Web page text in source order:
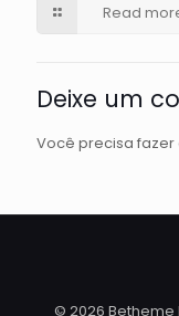
Read
Deixe um
Você precisa fazer
© 2026 Betheme